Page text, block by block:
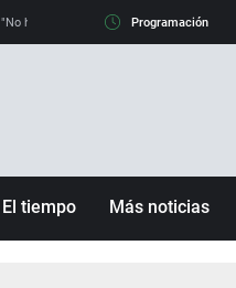
"No hay mafias, que no nos engañen":
Programación
El tiempo Más noticias